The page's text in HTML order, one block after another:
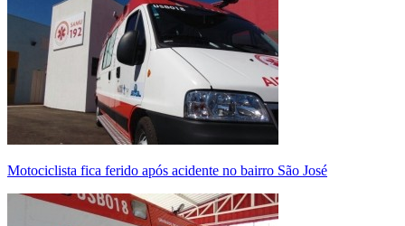
Motociclista fica ferido após acidente no bairro São José